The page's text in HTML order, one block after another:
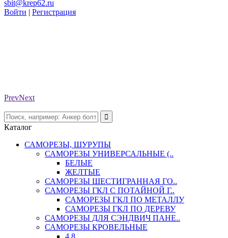
sbit@krep62.ru
Войти | Регистрация
PrevNext
Каталог
САМОРЕЗЫ, ШУРУПЫ
САМОРЕЗЫ УНИВЕРСАЛЬНЫЕ (..
БЕЛЫЕ
ЖЕЛТЫЕ
САМОРЕЗЫ ШЕСТИГРАННАЯ ГО..
САМОРЕЗЫ ГКЛ С ПОТАЙНОЙ Г..
САМОРЕЗЫ ГКЛ ПО МЕТАЛЛУ
САМОРЕЗЫ ГКЛ ПО ДЕРЕВУ
САМОРЕЗЫ ДЛЯ СЭНДВИЧ ПАНЕ..
САМОРЕЗЫ КРОВЕЛЬНЫЕ
4,8